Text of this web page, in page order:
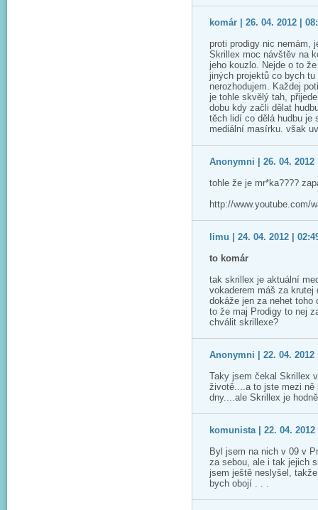
komár | 26. 04. 2012 |
proti prodigy nic nemám,
Skrillex moc návštěv na
jeho kouzlo. Nejde o to
jiných projektů co bych
nerozhodujem. Každej
je tohle skvělý tah,
dobu kdy začli dělat
těch lidí co dělá hudbu je
mediální masírku. však
Anonymni | 26. 04. 2012
tohle že je mr*ka????
http://www.youtube.com/
limu | 24. 04. 2012 |
to komár
tak skrillex je aktuální
vokaderem máš za krutej
dokáže jen za nehet toho
to že maj Prodigy to nej
chválit skrillexe?
Anonymni | 22. 04. 2012
Taky jsem čekal Skrillex
životě....a to jste mezi ně
dny....ale Skrillex je
komunista | 22. 04. 2012
Byl jsem na nich v 09 v
za sebou, ale i tak jejich
jsem ještě neslyšel,
bych obojí . . .